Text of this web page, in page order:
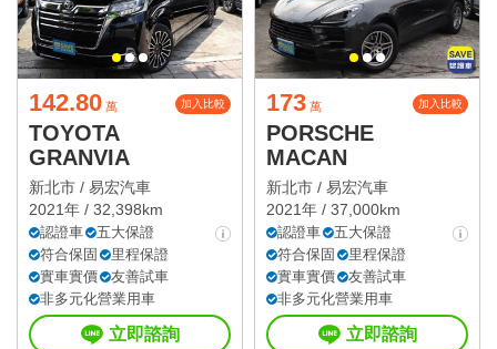
142.80 萬 加入比較
TOYOTA
GRANVIA
新北市 / 易宏汽車
2021年 / 32,398km
認證車
五大保證
符合保固
里程保證
實車實價
友善試車
非多元化營業用車
立即諮詢
173 萬 加入比較
PORSCHE
MACAN
新北市 / 易宏汽車
2021年 / 37,000km
認證車
五大保證
符合保固
里程保證
實車實價
友善試車
非多元化營業用車
立即諮詢